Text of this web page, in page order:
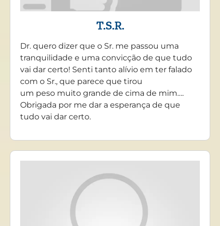
T.S.R.
Dr. quero dizer que o Sr. me passou uma
tranquilidade e uma convicção de que tudo
vai dar certo! Senti tanto alívio em ter falado
com o Sr., que parece que tirou
um peso muito grande de cima de mim….
Obrigada por me dar a esperança de que
tudo vai dar certo.